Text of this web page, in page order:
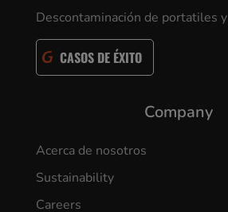
Descontaminación de portatiles
CASOS DE ÉXITO
Company
Acerca de nosotros
Sustainability
Careers